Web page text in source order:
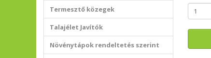
Termesztő közegek
Talajélet Javítók
Növénytápok rendeltetés szerint